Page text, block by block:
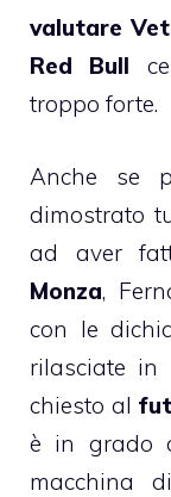
valutare
Red Bull
troppo forte.
Anche se
dimostrato
ad aver
Monza,
con le
rilasciate in
chiesto al
è in grado
macchina